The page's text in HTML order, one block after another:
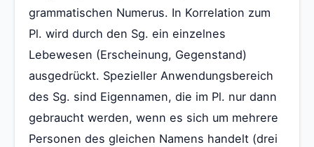
grammatischen Numerus. In Korrelation zum
Pl. wird durch den Sg. ein einzelnes
Lebewesen (Erscheinung, Gegenstand)
ausgedrückt. Spezieller Anwendungsbereich
des Sg. sind Eigennamen, die im Pl. nur dann
gebraucht werden, wenn es sich um mehrere
Personen des gleichen Namens handelt (drei